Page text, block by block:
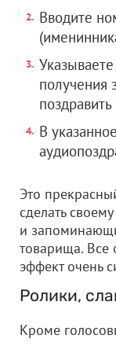
Вводите
получения
В
Это
сделать
и
товарища. Все
эффект очень
Ролики,
Кроме